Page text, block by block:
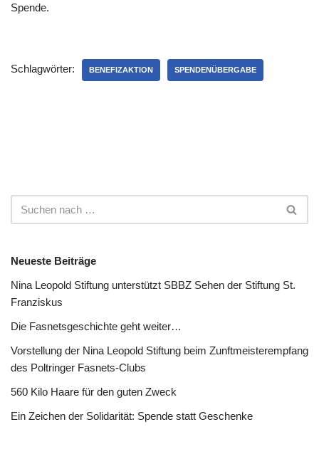
Spende.
Schlagwörter: BENEFIZAKTION SPENDENÜBERGABE
Neueste Beiträge
Nina Leopold Stiftung unterstützt SBBZ Sehen der Stiftung St.
Franziskus
Die Fasnetsgeschichte geht weiter…
Vorstellung der Nina Leopold Stiftung beim Zunftmeisterempfang
des Poltringer Fasnets-Clubs
560 Kilo Haare für den guten Zweck
Ein Zeichen der Solidarität: Spende statt Geschenke